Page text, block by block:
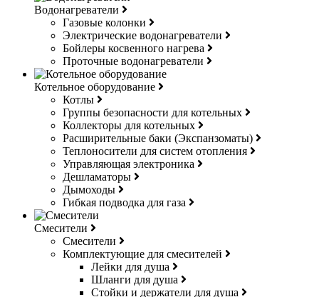
Водонагреватели
Газовые колонки
Электрические водонагреватели
Бойлеры косвенного нагрева
Проточные водонагреватели
Котельное оборудование
Котлы
Группы безопасности для котельных
Коллекторы для котельных
Расширительные баки (Экспанзоматы)
Теплоносители для систем отопления
Управляющая электроника
Дешламаторы
Дымоходы
Гибкая подводка для газа
Смесители
Смесители
Комплектующие для смесителей
Лейки для душа
Шланги для душа
Стойки и держатели для душа